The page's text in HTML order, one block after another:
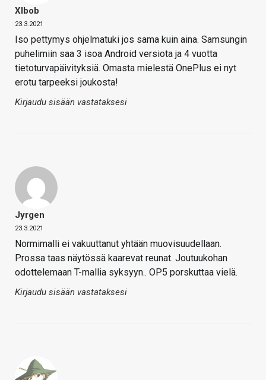
Xlbob
23.3.2021
Iso pettymys ohjelmatuki jos sama kuin aina. Samsungin
puhelimiin saa 3 isoa Android versiota ja 4 vuotta
tietoturvapäivityksiä. Omasta mielestä OnePlus ei nyt
erotu tarpeeksi joukosta!
Kirjaudu sisään vastataksesi
Jyrgen
23.3.2021
Normimalli ei vakuuttanut yhtään muovisuudellaan.
Prossa taas näytössä kaarevat reunat. Joutuukohan
odottelemaan T-mallia syksyyn.. OP5 porskuttaa vielä.
Kirjaudu sisään vastataksesi